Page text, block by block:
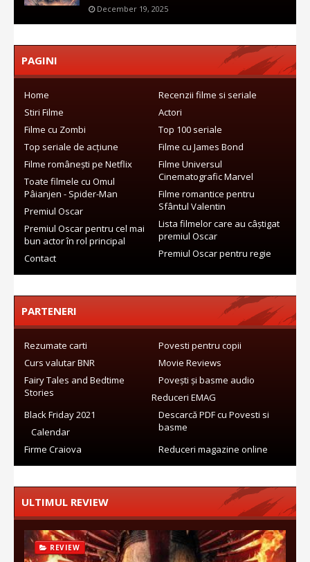
December 19, 2025
PAGINI
Home
Recenzii filme si seriale
Stiri Filme
Actori
Filme cu Zombi
Top 100 seriale
Top seriale de acțiune
Filme cu James Bond
Filme românești pe Netflix
Filme Universul
Cinematografic Marvel
Toate filmele cu Omul
Pâianjen - Spider-Man
Filme romantice pentru
Sfântul Valentin
Premiul Oscar
Lista filmelor care au câștigat
premiul Oscar
Premiul Oscar pentru cel mai
bun actor în rol principal
Premiul Oscar pentru regie
Contact
PARTENERI
Rezumate carti
Povesti pentru copii
Curs valutar BNR
Movie Reviews
Fairy Tales and Bedtime
Stories
Povești și basme audio
Reduceri EMAG
Descarcă PDF cu Povesti si
basme
Black Friday 2021
Calendar
Firme Craiova
Reduceri magazine online
ULTIMUL REVIEW
REVIEW